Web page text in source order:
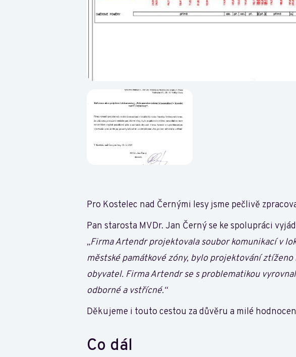
Pro Kostelec nad Černými lesy jsme pečlivě
Pan starosta MVDr. Jan Černý se ke spolupráci
„Firma Artendr projektovala soubor komunikací v
městské památkové zóny, bylo projektování
obyvatel. Firma Artendr se s problematikou
odborné a vstřícné.“
Děkujeme i touto cestou za důvěru a milé
Co dál